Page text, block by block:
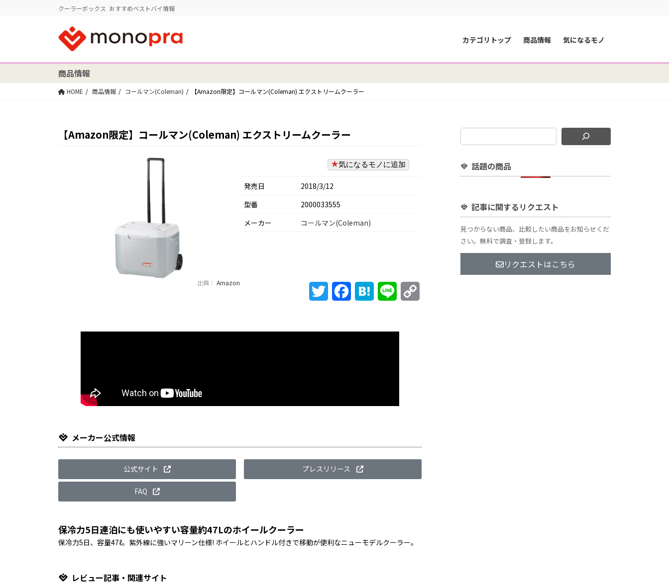
クーラーボックス おすすめベストバイ情報
カテゴリトップ 商品情報 気になるモノ
商品情報
HOME 商品情報 コールマン(Coleman) 【Amazon限定】コールマン(Coleman) エクストリームクーラー
【Amazon限定】コールマン(Coleman) エクストリームクーラー
出典： Amazon
気になるモノに追加
発売日
2018/3/12
型番
2000033555
メーカー
コールマン(Coleman)
Twitter FacebookHatena Line
メーカー公式情報
公式サイト プレスリリース
FAQ
保冷力5日連泊にも使いやすい容量約47Lのホイールクーラー
保冷力5日、容量47ℓ。紫外線に強いマリーン仕様! ホイールとハンドル付きで移動が便利なニューモデルクーラー。
レビュー記事・関連サイト
話題の商品
記事に関するリクエスト
見つからない商品、比較したい商品をお知らせくだ
さい。無料で調査・登録します。
リクエストはこちら